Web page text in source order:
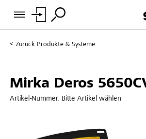
Zurück Produkte & Systeme
Mirka Deros
Artikel-Nummer: Bitte Artikel wählen